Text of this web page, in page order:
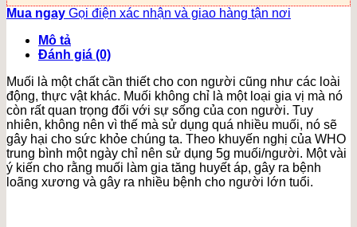
Mua ngay Gọi điện xác nhận và giao hàng tận nơi
Mô tả
Đánh giá (0)
Muối là một chất cần thiết cho con người cũng như các loài
động, thực vật khác. Muối không chỉ là một loại gia vị mà nó
còn rất quan trọng đối với sự sống của con người. Tuy
nhiên, không nên vì thế mà sử dụng quá nhiều muối, nó sẽ
gây hại cho sức khỏe chúng ta. Theo khuyến nghị của WHO
trung bình một ngày chỉ nên sử dụng 5g muối/người. Một vài
ý kiến cho rằng muối làm gia tăng huyết áp, gây ra bệnh
loãng xương và gây ra nhiều bệnh cho người lớn tuổi.